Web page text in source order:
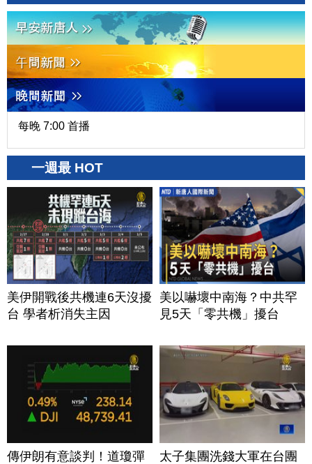
每晚 7:00 首播
一週最 HOT
美伊開戰後共機連6天沒擾
台 學者析消失主因
美以嚇壞中南海？中共罕
見5天「零共機」擾台
傳伊朗有意談判！道瓊彈
太子集團洗錢大軍在台團